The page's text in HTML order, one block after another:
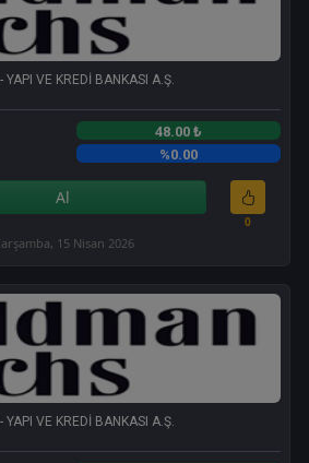
- YAPI VE KREDİ BANKASI A.Ş.
48.00 ₺
%0.00
Al
0
15 Nisan 2026
- YAPI VE KREDİ BANKASI A.Ş.